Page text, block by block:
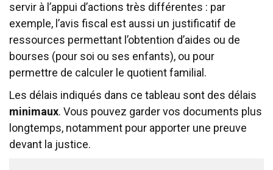
servir à l’appui d’actions très différentes : par
exemple, l’avis fiscal est aussi un justificatif de
ressources permettant l’obtention d’aides ou de
bourses (pour soi ou ses enfants), ou pour
permettre de calculer le quotient familial.
Les délais indiqués dans ce tableau sont des délais
minimaux. Vous pouvez garder vos documents plus
longtemps, notamment pour apporter une preuve
devant la justice.